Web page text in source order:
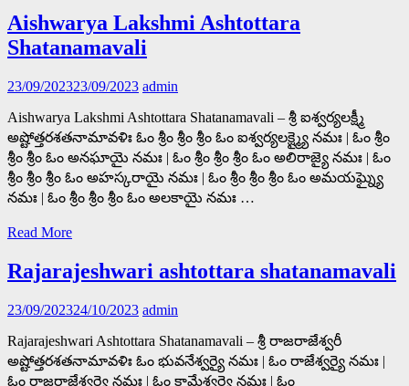
Aishwarya Lakshmi Ashtottara
Shatanamavali
23/09/202323/09/2023 admin
Aishwarya Lakshmi Ashtottara Shatanamavali – శ్రీ ఐశ్వర్యలక్ష్మీ
అష్టోత్తరశతనామావళిః ఓం శ్రీం శ్రీం శ్రీం ఓం ఐశ్వర్యలక్ష్మ్యై నమః | ఓం శ్రీం
శ్రీం శ్రీం ఓం అనఘాయై నమః | ఓం శ్రీం శ్రీం శ్రీం ఓం అలిరాజ్యై నమః | ఓం
శ్రీం శ్రీం శ్రీం ఓం అహస్కరాయై నమః | ఓం శ్రీం శ్రీం శ్రీం ఓం అమయఘ్న్యై
నమః | ఓం శ్రీం శ్రీం శ్రీం ఓం అలకాయై నమః …
Read More
Rajarajeshwari ashtottara shatanamavali
23/09/202324/10/2023 admin
Rajarajeshwari Ashtottara Shatanamavali – శ్రీ రాజరాజేశ్వరీ
అష్టోత్తరశతనామావళిః ఓం భువనేశ్వర్యై నమః | ఓం రాజేశ్వర్యై నమః |
ఓం రాజరాజేశ్వర్యై నమః | ఓం కామేశ్వర్యై నమః | ఓం